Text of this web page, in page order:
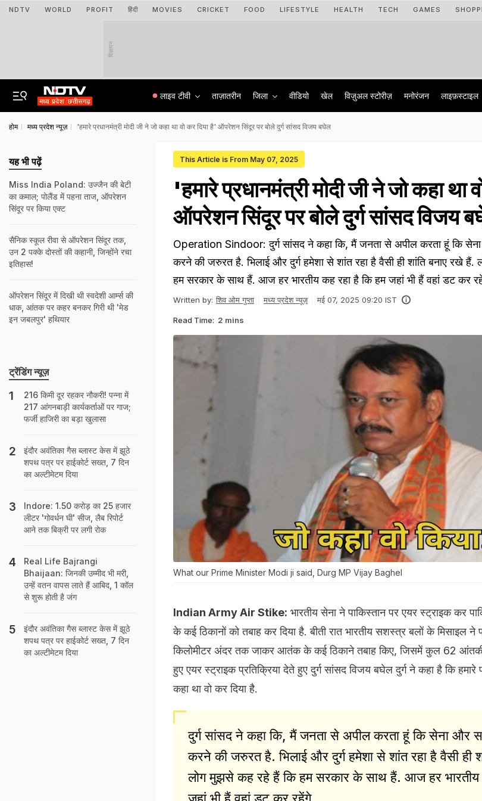
NDTV WORLD PROFIT हिंदी MOVIES CRICKET FOOD LIFESTYLE HEALTH TECH GAMES
विज्ञापन
लाइव टीवी ताज़ातरीन जिला वीडियो खेल विज़ुअल स्टोरीज़ मनोरंजन लाइफ़स्टाइल
होम मध्य प्रदेश न्यूज़ 'हमारे प्रधानमंत्री मोदी जी ने जो कहा था वो कर दिया है' ऑपरेशन सिंदूर पर बोले दुर्ग सांसद विजय बघेल
This Article is From May 07, 2025
'हमारे प्रधानमंत्री मोदी जी ने जो कहा था
ऑपरेशन सिंदूर पर बोले दुर्ग सांसद विजय
Operation Sindoor: दुर्ग सांसद ने कहा कि, मैं जनता से अपील करता हूं कि
करने की जरुरत है. भिलाई और दुर्ग हमेशा से शांत रहा है वैसी ही शांति बनाए रखे
हम सरकार के साथ हैं. आज हर भारतीय कह रहा है कि हम जहां भी हैं वहां डट कर
Written by: शिव ओम गुप्ता मध्य प्रदेश न्यूज़ मई 07, 2025 09:20 IST
Read Time: 2 mins
What our Prime Minister Modi ji said, Durg MP Vijay Baghel
Indian Army Air Stike: भारतीय सेना ने पाकिस्तान पर एयर स्ट्राइक कर
के कई ठिकानों को तबाह कर दिया है. बीती रात भारतीय सशस्त्र बलों के मिसाइल ने
किलोमीटर अंदर तक जाकर आतंक के कई ठिकाने तबाह किए, जिसमें कुल 62 आंतकी
हुए एयर स्ट्राइक प्रतिक्रिया देते हुए दुर्ग सांसद विजय बघेल दुर्ग ने कहा है कि हमारे
कहा था वो कर दिया है.
दुर्ग सांसद ने कहा कि, मैं जनता से अपील करता हूं कि सेना और
करने की जरुरत है. भिलाई और दुर्ग हमेशा से शांत रहा है वैसी ही
लोग मुझसे कह रहे हैं कि हम सरकार के साथ हैं. आज हर भारतीय
यह भी पढ़ें
Miss India Poland: उज्जैन की बेटी
का कमाल; पोलैंड में पहना ताज, ऑपरेशन
सिंदूर पर किया एक्ट
सैनिक स्कूल रीवा से ऑपरेशन सिंदूर तक,
उन 2 पक्‍के दोस्तों की कहानी, ज‍िन्‍होंने रचा
इतिहास!
ऑपरेशन सिंदूर में दिखी थी स्वदेशी आर्म्स की
धाक, आंतक पर कहर बनकर गिरी थी 'मेड
इन जबलपुर' हथियार
ट्रेंडिंग न्यूज़
216 किमी दूर रहकर नौकरी! पन्ना में
217 आंगनबाड़ी कार्यकर्ताओं पर गाज;
फर्जी हाजिरी का बड़ा खुलासा
इंदौर अवंतिका गैस ब्लास्ट केस में झूठे
शपथ पत्र पर हाईकोर्ट सख्त, 7 दिन
का अल्टीमेटम दिया
Indore: 1.50 करोड़ का 25 हजार
लीटर 'गोवर्धन घी' सीज, लैब रिपोर्ट
आने तक बिक्री पर लगी रोक
Real Life Bajrangi
Bhaijaan: जिनकी उम्‍मीद भी मरी,
उन्‍हें वतन वापस लाते हैं आबिद, 1 कॉल
से शुरू होती है जंग
इंदौर अवंतिका गैस ब्लास्ट केस में झूठे
शपथ पत्र पर हाईकोर्ट सख्त, 7 दिन
का अल्टीमेटम दिया